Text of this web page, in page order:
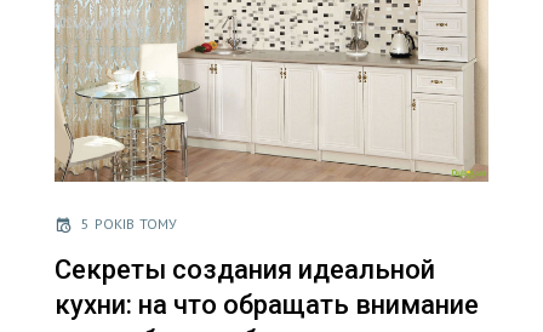
5 РОКІВ ТОМУ
Секреты создания идеальной
кухни: на что обращать внимание